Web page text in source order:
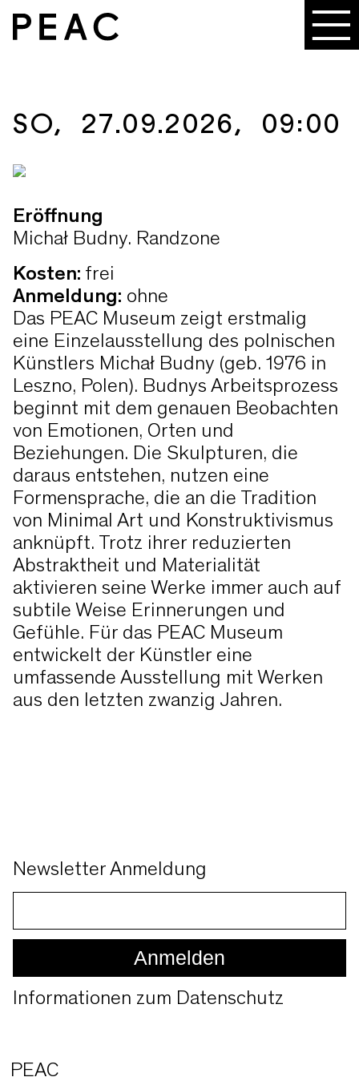
SO, 27.09.2026, 09:00
Eröffnung
Michał Budny. Randzone
Kosten: frei
Anmeldung: ohne
Das PEAC Museum zeigt erstmalig
eine Einzelausstellung des polnischen
Künstlers Michał Budny (geb. 1976 in
Leszno, Polen). Budnys Arbeitsprozess
beginnt mit dem genauen Beobachten
von Emotionen, Orten und
Beziehungen. Die Skulpturen, die
daraus entstehen, nutzen eine
Formensprache, die an die Tradition
von Minimal Art und Konstruktivismus
anknüpft. Trotz ihrer reduzierten
Abstraktheit und Materialität
aktivieren seine Werke immer auch auf
subtile Weise Erinnerungen und
Gefühle. Für das PEAC Museum
entwickelt der Künstler eine
umfassende Ausstellung mit Werken
aus den letzten zwanzig Jahren.
Newsletter Anmeldung
Informationen zum Datenschutz
PEAC